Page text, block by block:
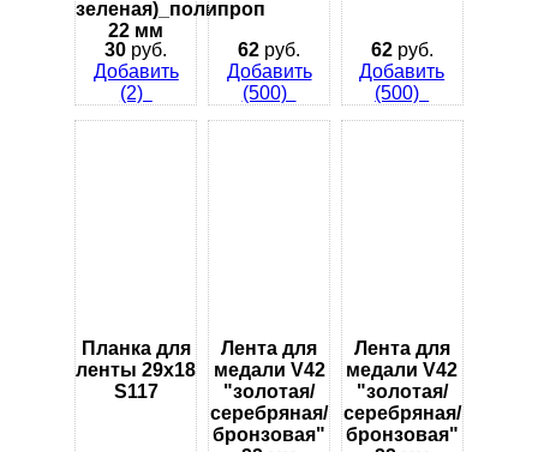
зеленая)_полипроп
22 мм
30 руб.
Добавить
(2)
62 руб.
Добавить
(500)
62руб.
Добавить
(500)
Планка для
ленты 29х18
S117
Лента для
медали V42
"золотая/
серебряная/
бронзовая"
Лента для
медали V42
"золотая/
серебряная/
бронзовая"